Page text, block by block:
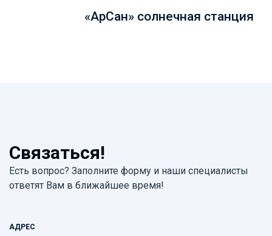
«АрСан» солнечная станция
Связаться!
Есть вопрос? Заполните форму и наши специалисты
ответят Вам в ближайшее время!
АДРЕС